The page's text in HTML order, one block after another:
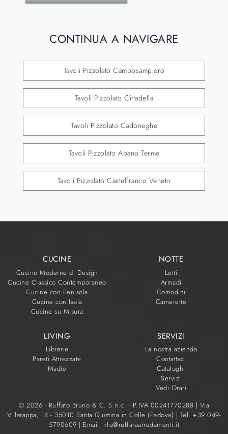
CONTINUA A NAVIGARE
Tavoli Pizzolato Camposampiero
Tavoli Pizzolato Cittadella
Tavoli Pizzolato Cadoneghe
Tavoli Pizzolato Abano Terme
Tavoli Pizzolato Castelfranco Veneto
CUCINE
Cucine Moderne di Design
Cucine Classico Contemporaneo
Cucine con Penisola
Cucine con Isola
Cucine su Misura
NOTTE
Letti
Armadi
Comodini
Camerette
LIVING
Librerie
Pareti Attrezzate
Madie
SERVIZI
La nostra azienda
Contattaci
Cataloghi
Servizi
Vedi Orari
© 2026 - Ruffato Bruno & C. S.n.c. - P.IVA 00241770288 | Via
Villarappa, 14 - 35010 Santa Giustina in Colle (Padova) | Tel. +39 049-
5790609 | Email info@ruffatoarredamenti.it